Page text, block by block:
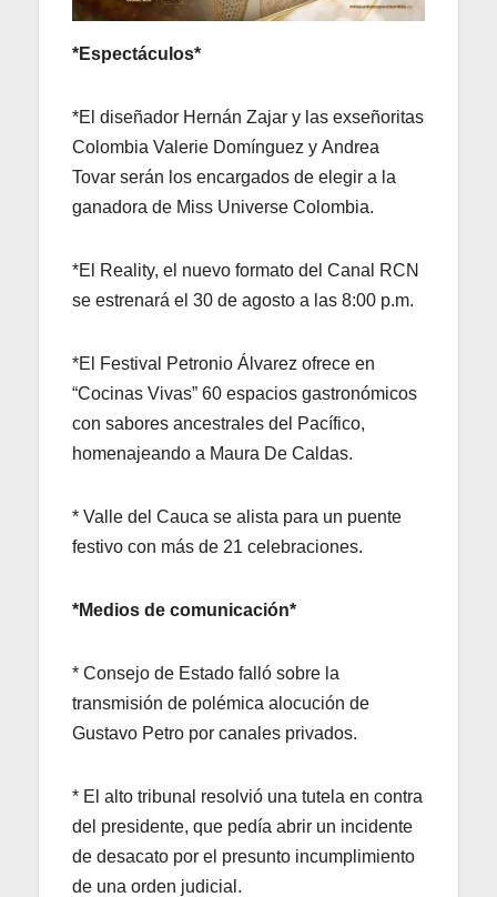
*Espectáculos*
*El diseñador Hernán Zajar y las exseñoritas
Colombia Valerie Domínguez y Andrea
Tovar serán los encargados de elegir a la
ganadora de Miss Universe Colombia.
*El Reality, el nuevo formato del Canal RCN
se estrenará el 30 de agosto a las 8:00 p.m.
*El Festival Petronio Álvarez ofrece en
“Cocinas Vivas” 60 espacios gastronómicos
con sabores ancestrales del Pacífico,
homenajeando a Maura De Caldas.
* Valle del Cauca se alista para un puente
festivo con más de 21 celebraciones.
*Medios de comunicación*
* Consejo de Estado falló sobre la
transmisión de polémica alocución de
Gustavo Petro por canales privados.
* El alto tribunal resolvió una tutela en contra
del presidente, que pedía abrir un incidente
de desacato por el presunto incumplimiento
de una orden judicial.